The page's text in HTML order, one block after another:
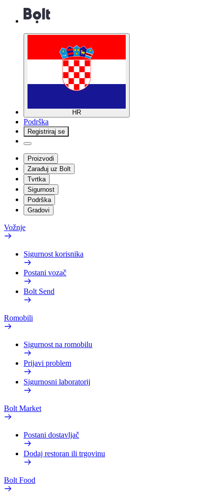
HR
Podrška
Registriraj se
Proizvodi
Zarađuj uz Bolt
Tvrtka
Sigurnost
Podrška
Gradovi
Vožnje
Sigurnost korisnika
Postani vozač
Bolt Send
Romobili
Sigurnost na romobilu
Prijavi problem
Sigurnosni laboratorij
Bolt Market
Postani dostavljač
Dodaj restoran ili trgovinu
Bolt Food